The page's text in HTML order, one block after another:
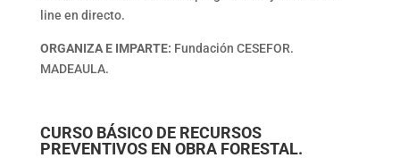
line en directo.
ORGANIZA E IMPARTE: Fundación CESEFOR.
MADEAULA.
CURSO BÁSICO DE RECURSOS
PREVENTIVOS EN OBRA FORESTAL.